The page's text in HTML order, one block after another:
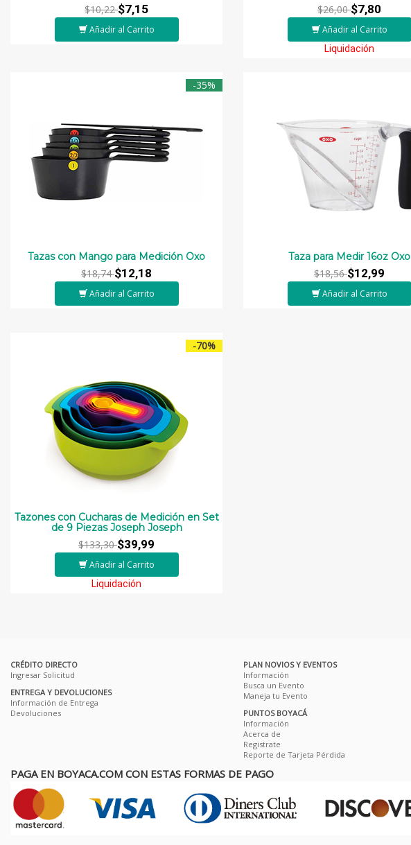
$10,22$7,15
Añadir al Carrito
$26,00$7,80
Añadir al Carrito
Liquidación
-35%
Tazas con Mango para Medición Oxo
$18,74$12,18
Añadir al Carrito
Taza para Medir 16oz Oxo
$18,56$12,99
Añadir al Carrito
-70%
Tazones con Cucharas de Medición en Set
de 9 Piezas Joseph Joseph
$133,30$39,99
Añadir al Carrito
Liquidación
CRÉDITO DIRECTO
Ingresar Solicitud
ENTREGA Y DEVOLUCIONES
Información de Entrega
Devoluciones
PLAN NOVIOS Y EVENTOS
Información
Busca un Evento
Maneja tu Evento
PUNTOS BOYACÁ
Información
Acerca de
Registrate
Reporte de Tarjeta Pérdida
PAGA EN BOYACA.COM CON ESTAS FORMAS DE PAGO